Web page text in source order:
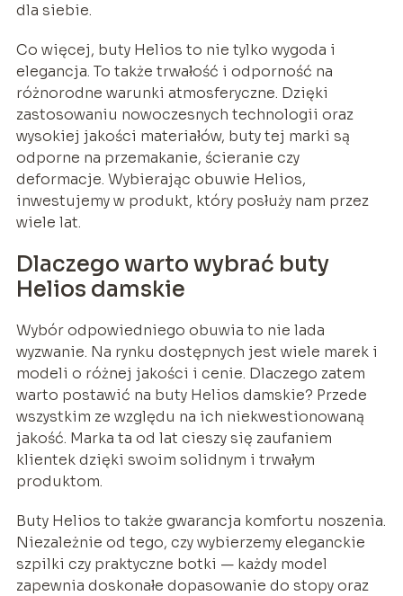
dla siebie.
Co więcej, buty Helios to nie tylko wygoda i
elegancja. To także trwałość i odporność na
różnorodne warunki atmosferyczne. Dzięki
zastosowaniu nowoczesnych technologii oraz
wysokiej jakości materiałów, buty tej marki są
odporne na przemakanie, ścieranie czy
deformacje. Wybierając obuwie Helios,
inwestujemy w produkt, który posłuży nam przez
wiele lat.
Dlaczego warto wybrać buty
Helios damskie
Wybór odpowiedniego obuwia to nie lada
wyzwanie. Na rynku dostępnych jest wiele marek i
modeli o różnej jakości i cenie. Dlaczego zatem
warto postawić na buty Helios damskie? Przede
wszystkim ze względu na ich niekwestionowaną
jakość. Marka ta od lat cieszy się zaufaniem
klientek dzięki swoim solidnym i trwałym
produktom.
Buty Helios to także gwarancja komfortu noszenia.
Niezależnie od tego, czy wybierzemy eleganckie
szpilki czy praktyczne botki — każdy model
zapewnia doskonałe dopasowanie do stopy oraz